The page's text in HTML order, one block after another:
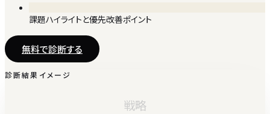
課題ハイライトと優先改善ポイント
無料で診断する
診断結果イメージ
戦略